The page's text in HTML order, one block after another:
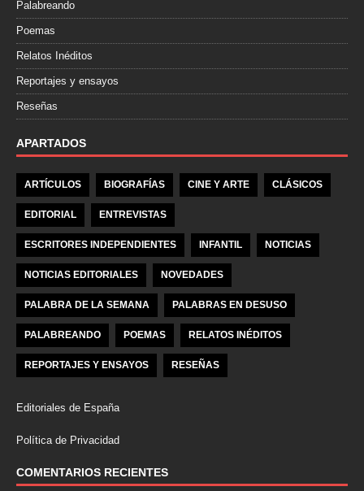
Palabreando
Poemas
Relatos Inéditos
Reportajes y ensayos
Reseñas
APARTADOS
ARTÍCULOS BIOGRAFÍAS CINE Y ARTE CLÁSICOS
EDITORIAL ENTREVISTAS
ESCRITORES INDEPENDIENTES INFANTIL NOTICIAS
NOTICIAS EDITORIALES NOVEDADES
PALABRA DE LA SEMANA PALABRAS EN DESUSO
PALABREANDO POEMAS RELATOS INÉDITOS
REPORTAJES Y ENSAYOS RESEÑAS
Editoriales de España
Política de Privacidad
COMENTARIOS RECIENTES